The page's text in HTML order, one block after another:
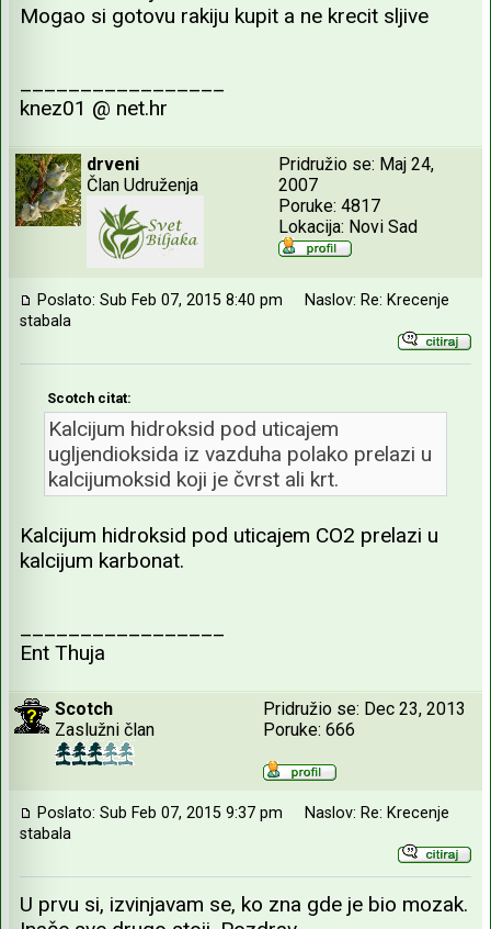
Mogao si gotovu rakiju kupit a ne krecit sljive
_________________
knez01 @ net.hr
drveni
Član Udruženja
Pridružio se: Maj 24,
2007
Poruke: 4817
Lokacija: Novi Sad
Poslato: Sub Feb 07, 2015 8:40 pm
Naslov: Re: Krecenje
stabala
Scotch citat:
Kalcijum hidroksid pod uticajem
ugljendioksida iz vazduha polako prelazi u
kalcijumoksid koji je čvrst ali krt.
Kalcijum hidroksid pod uticajem CO2 prelazi u
kalcijum karbonat.
_________________
Ent Thuja
Scotch
Zaslužni član
Pridružio se: Dec 23, 2013
Poruke: 666
Poslato: Sub Feb 07, 2015 9:37 pm
Naslov: Re: Krecenje
stabala
U prvu si, izvinjavam se, ko zna gde je bio mozak.